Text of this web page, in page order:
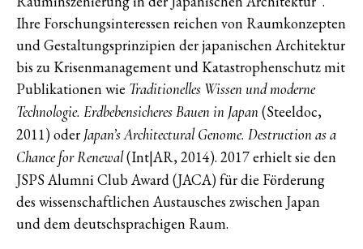
Ihre Forschungsinteressen reichen von Raumkonzepten
und Gestaltungsprinzipien der japanischen Architektur
bis zu Krisenmanagement und Katastrophenschutz mit
Publikationen wie Traditionelles Wissen und moderne
Technologie. Erdbebensicheres Bauen in Japan(Steeldoc,
2011) oder Japan’s Architectural Genome. Destruction as a
Chance for Renewal(Int|AR, 2014). 2017 erhielt sie den
JSPS Alumni Club Award (JACA) für die Förderung
des wissenschaftlichen Austausches zwischen Japan
und dem deutschsprachigen Raum.